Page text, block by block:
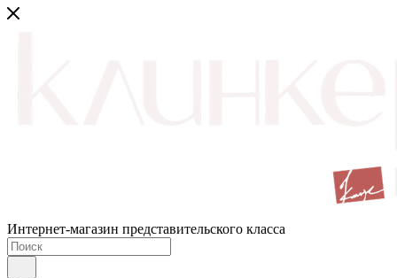
Интернет-магазин представительского класса